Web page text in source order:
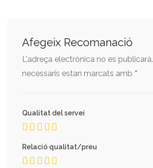
Afegeix Recomanació
L'adreça electrònica no es publicarà.
necessaris estan marcats amb *
Qualitat del servei
Relació qualitat/preu